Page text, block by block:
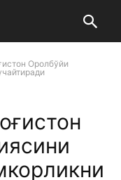
Оролбўйи